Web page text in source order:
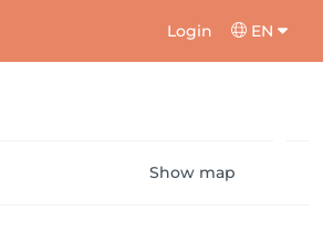
Login EN
Show map